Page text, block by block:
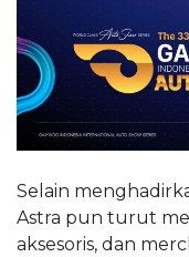
Selain
Astra pun turut
aksesoris, dan